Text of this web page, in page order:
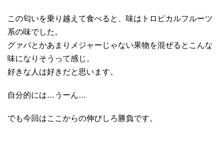
この匂いを乗り越えて食べると、味はトロピカルフルーツ
系の味でした。
グァバとかあまりメジャーじゃない果物を混ぜるとこんな
味になりそうって感じ。
好きな人は好きだと思います。
自分的には…うーん…
でも今回はここからの伸びしろ勝負です。